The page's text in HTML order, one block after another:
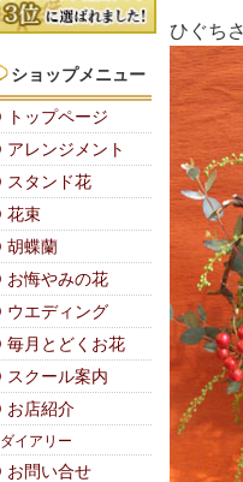
ひぐち
ショップメニュー
トップページ
アレンジメント
スタンド花
花束
胡蝶蘭
お悔やみの花
ウエディング
毎月とどくお花
スクール案内
お店紹介
ダイアリー
お問い合せ